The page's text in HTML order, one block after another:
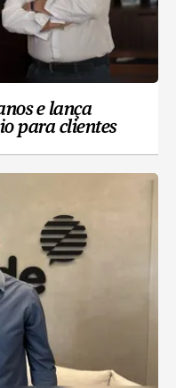
e lança
para clientes